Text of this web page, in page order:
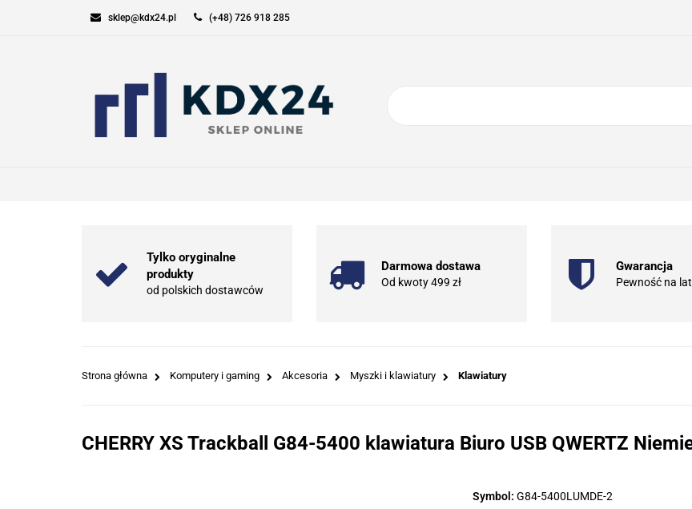
sklep@kdx24.pl (+48) 726 918 285
KOMPUTERY I GAMING
Tylko oryginalne
produkty
od polskich dostawców
Darmowa dostawa
Od kwoty 499 zł
Gwarancja
Pewność na
Strona główna Komputery i gaming Akcesoria Myszki i klawiatury Klawiatury
CHERRY XS Trackball G84-5400 klawiatura Biuro USB QWERTZ
Symbol: G84-5400LUMDE-2